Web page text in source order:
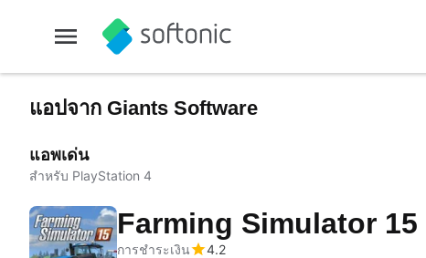
แอปจาก Giants Software
แอพเด่น
สำหรับ PlayStation 4
Farming Simulator 15
การชำระเงิน
4.2